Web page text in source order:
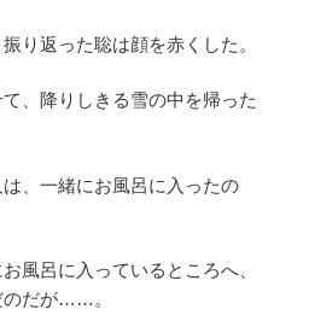
り返った聡は顔を赤くした。
、降りしきる雪の中を帰った
、一緒にお風呂に入ったの
風呂に入っているところへ、
のだが……。